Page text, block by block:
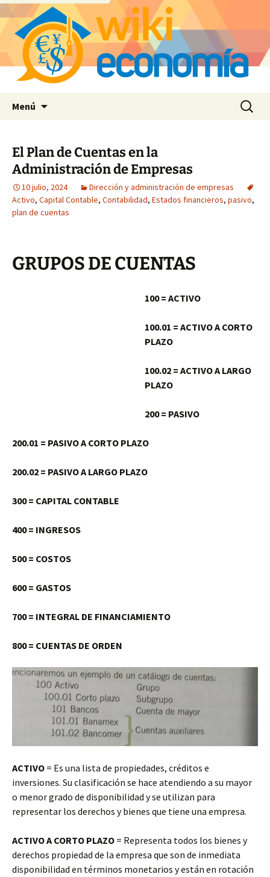
Menú Buscar:
El Plan de Cuentas en la
Administración de Empresas
10 julio, 2024
Dirección y administración de empresas
Activo, Capital Contable, Contabilidad, Estados financieros, pasivo,
plan de cuentas
GRUPOS DE CUENTAS
100 = ACTIVO
100.01 = ACTIVO A CORTO
PLAZO
100.02 = ACTIVO A LARGO
PLAZO
200 = PASIVO
200.01 = PASIVO A CORTO PLAZO
200.02 = PASIVO A LARGO PLAZO
300 = CAPITAL CONTABLE
400 = INGRESOS
500 = COSTOS
600 = GASTOS
700 = INTEGRAL DE FINANCIAMIENTO
800 = CUENTAS DE ORDEN
ACTIVO = Es una lista de propiedades, créditos e
inversiones. Su clasificación se hace atendiendo a su mayor
o menor grado de disponibilidad y se utilizan para
representar los derechos y bienes que tiene una empresa.
ACTIVO A CORTO PLAZO = Representa todos los bienes y
derechos propiedad de la empresa que son de inmediata
disponibilidad en términos monetarios y están en rotación